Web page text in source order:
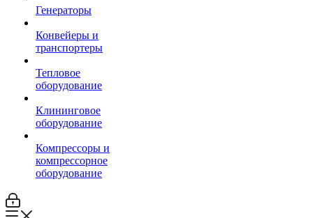
Генераторы
Конвейеры и
транспортеры
Тепловое
оборудование
Клининговое
оборудование
Компрессоры и
компрессорное
оборудование